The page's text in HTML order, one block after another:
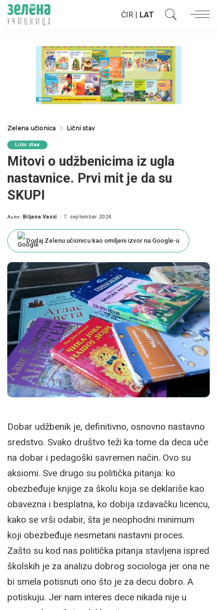
ĆIR | LAT
Zelena učionica Lični stav
Lični stav
Mitovi o udžbenicima iz ugla
nastavnice. Prvi mit je da su
SKUPI
Posted
Autor: Biljana Vasić 7. septembar 2024.
Dodaj Zelenu učionicu kao omiljeni izvor na Google-u
Dobar udžbenik je, definitivno, osnovno nastavno
sredstvo. Svako društvo teži ka tome da deca uče
na dobar i pedagoški savremen način. Ovo su
aksiomi. Sve drugo su politička pitanja: ko
obezbeđuje knjige za školu koja se deklariše kao
obavezna i besplatna, ko dobija izdavačku licencu,
kako se vrši odabir, šta je neophodni minimum
koji obezbeđuje nesmetani nastavni proces.
Zašto su kod nas politička pitanja stavljena ispred
školskih je za analizu dobrog sociologa jer ona ne
bi smela potisnuti ono što je za decu dobro. A
potiskuju. Jer nam interes dece nikada nije u